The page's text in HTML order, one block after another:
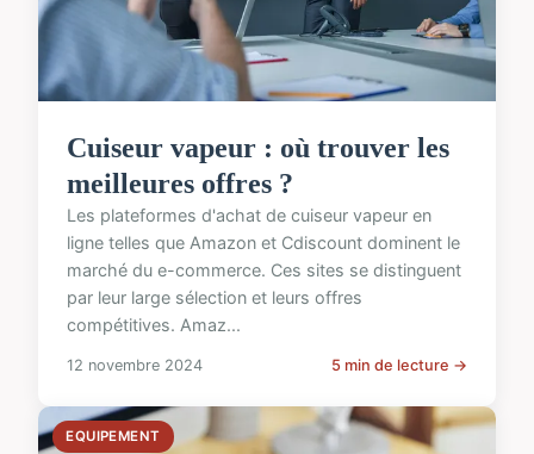
Cuiseur vapeur : où trouver les
meilleures offres ?
Les plateformes d'achat de cuiseur vapeur en
ligne telles que Amazon et Cdiscount dominent le
marché du e-commerce. Ces sites se distinguent
par leur large sélection et leurs offres
compétitives. Amaz...
12 novembre 2024 5 min de lecture →
EQUIPEMENT